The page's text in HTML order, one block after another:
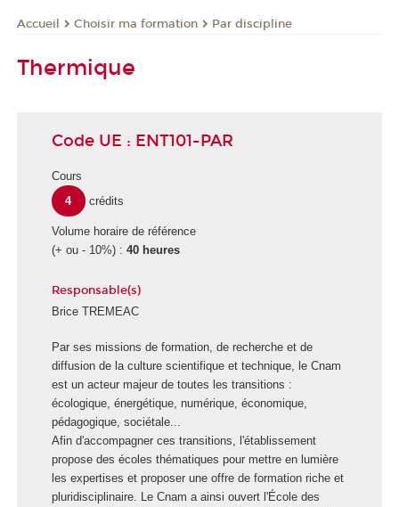
Accueil Choisir ma formation Par discipline
Thermique
Code UE : ENT101-PAR
Cours
4
crédits
Volume horaire de référence
(+ ou - 10%) : 40 heures
Responsable(s)
Brice TREMEAC
E
c
o
l
e
E
n
e
r
Par ses missions de formation, de recherche et de
diffusion de la culture scientifique et technique, le Cnam
est un acteur majeur de toutes les transitions :
écologique, énergétique, numérique, économique,
pédagogique, sociétale...
Afin d'accompagner ces transitions, l'établissement
propose des écoles thématiques pour mettre en lumière
les expertises et proposer une offre de formation riche et
pluridisciplinaire. Le Cnam a ainsi ouvert l'École des